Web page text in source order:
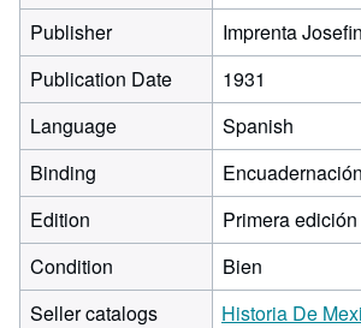
Publisher
Imprenta
Publication Date
1931
Language
Spanish
Binding
Edition
Primera edición
Condition
Bien
Seller catalogs
Historia De